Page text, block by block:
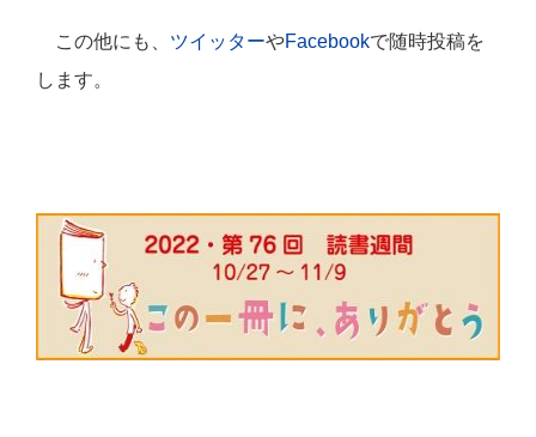
この他にも、 ツイッターやFacebookで随時投稿を
します。